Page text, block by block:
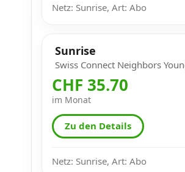
Netz: Sunrise, Art: Abo
Sunrise
Swiss Connect Neighbors
CHF 35.70
im Monat
Zu den Details
Netz: Sunrise, Art: Abo